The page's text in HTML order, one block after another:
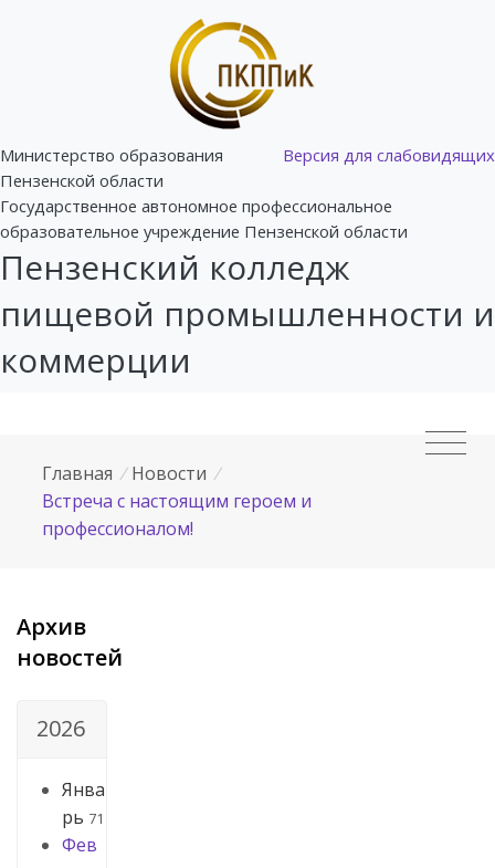
Версия для слабовидящих
Министерство образования
Пензенской области
Государственное автономное профессиональное
образовательное учреждение Пензенской области
Пензенский колледж
пищевой промышленности и
коммерции
Главная / Новости /
Встреча с настоящим героем и
профессионалом!
Архив
новостей
2026
Янва
рь 71
Фев